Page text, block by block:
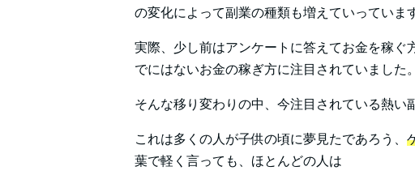
の変化によって副業の種類も増えていっていま
実際、少し前はアンケートに答えてお金を稼ぐ
でにはないお金の稼ぎ方に注目されていました。
そんな移り変わりの中、今注目されている熱い
これは多くの人が子供の頃に夢見たであろう、
葉で軽く言っても、ほとんどの人は